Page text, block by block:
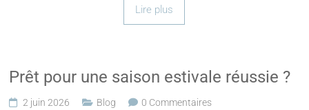
Lire plus
Prêt pour une saison estivale réussie ?
2 juin 2026 Blog 0 Commentaires